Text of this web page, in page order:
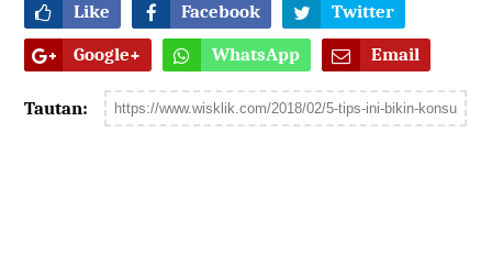
Like Facebook Twitter
Google+ WhatsApp Email
Tautan: